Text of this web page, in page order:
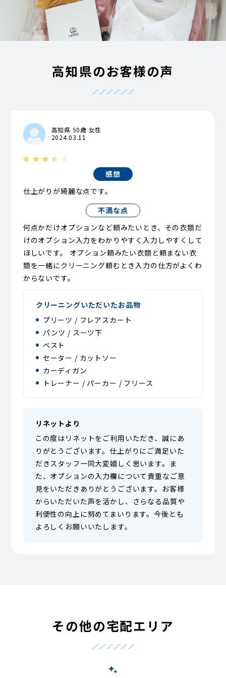
高知県のお客様の声
高知県 50歳 女性
2024.03.11
感想
仕上がりが綺麗な点です。
不満な点
何点かだけオプションなど頼みたいとき、その衣類だ
けのオプション入力をわかりやすく入力しやすくして
ほしいです。 オプション頼みたい衣類と頼まない衣
類を一緒にクリーニング頼むとき入力の仕方がよくわ
からないです。
クリーニングいただいたお品物
プリーツ / フレアスカート
パンツ / スーツ下
ベスト
セーター / カットソー
カーディガン
トレーナー / パーカー / フリース
リネットより
この度はリネットをご利用いただき、誠にあ
りがとうございます。仕上がりにご満足いた
だきスタッフ一同大変嬉しく思います。ま
た、オプションの入力欄について貴重なご意
見をいただきありがとうございます。お客様
からいただいた声を活かし、さらなる品質や
利便性の向上に努めてまいります。今後とも
よろしくお願いいたします。
その他の宅配エリア